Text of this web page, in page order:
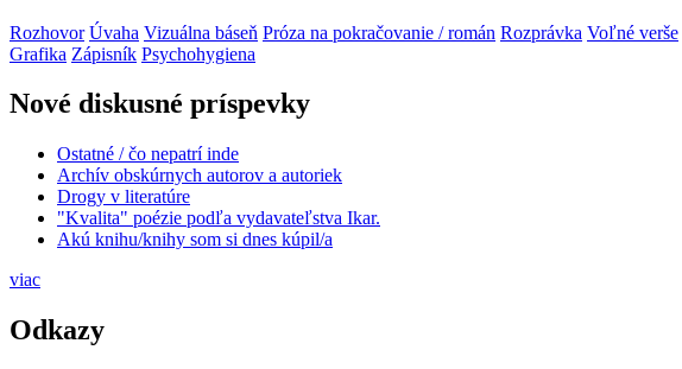
Rozhovor Úvaha Vizuálna báseň Próza na pokračovanie / román Rozprávka Voľné verše
Grafika Zápisník Psychohygiena
Nové diskusné príspevky
Ostatné / čo nepatrí inde
Archív obskúrnych autorov a autoriek
Drogy v literatúre
"Kvalita" poézie podľa vydavateľstva Ikar.
Akú knihu/knihy som si dnes kúpil/a
viac
Odkazy